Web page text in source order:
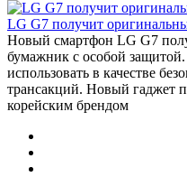
LG G7 получит
Новый смартфон LG G7
бумажник с особой
использовать в качестве
трансакций. Новый гаджет
корейским брендом